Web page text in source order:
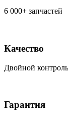
6 000+ запчастей
Качество
Двойной
Гарантия